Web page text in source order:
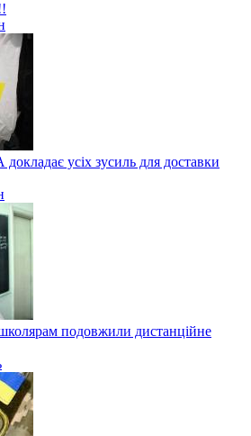
усіх зусиль для доставки
подовжили дистанційне